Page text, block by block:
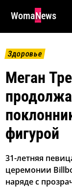
WomaNews
Здоровье
Меган
фигурой
31-летняя
церемонии
наряде с